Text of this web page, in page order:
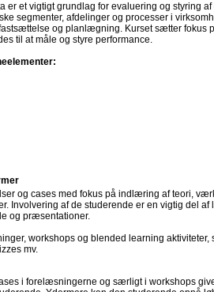
er et vigtigt grundlag for evaluering og styring
segmenter, afdelinger og processer i
og planlægning. Kurset sætter fokus
til at måle og styre performance.
og cases med fokus på indlæring af teori,
Involvering af de studerende er en vigtig del
og præsentationer.
workshops og blended learning
mv.
i forelæsningerne og særligt i workshops